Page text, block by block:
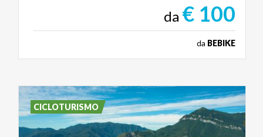
da € 100
da BEBIKE
CICLOTURISMO